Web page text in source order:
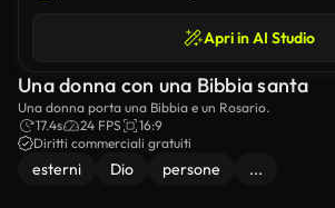
Apri in AI Studio
Una donna con una Bibbia santa
Una donna porta una Bibbia e un Rosario.
17.4s
24 FPS
16:9
Diritti commerciali gratuiti
esterni Dio persone ...